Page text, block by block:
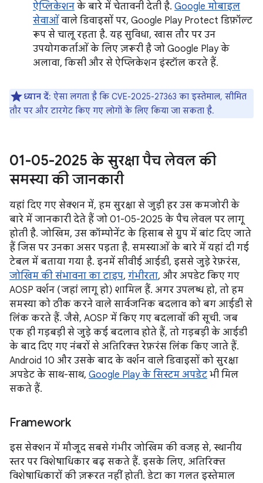
ऐप्लिकेशन के बारे में चेतावनी देती है. Google मोबाइल
सेवाओं वाले डिवाइसों पर, Google Play Protect डिफ़ॉल्ट
रूप से चालू रहता है. यह सुविधा, खास तौर पर उन
उपयोगकर्ताओं के लिए ज़रूरी है जो Google Play के
अलावा, किसी और से ऐप्लिकेशन इंस्टॉल करते हैं.
ध्यान दें: ऐसा लगता है कि CVE-2025-27363 का इस्तेमाल, सीमित
तौर पर और टारगेट किए गए लोगों के लिए किया जा सकता है.
01-05-2025 के सुरक्षा पैच लेवल की
समस्या की जानकारी
यहां दिए गए सेक्शन में, हम सुरक्षा से जुड़ी हर उस कमजोरी के
बारे में जानकारी देते हैं जो 01-05-2025 के पैच लेवल पर लागू
होती है. जोखिम, उस कॉम्पोनेंट के हिसाब से ग्रुप में बांट दिए जाते
हैं जिस पर उनका असर पड़ता है. समस्याओं के बारे में यहां दी गई
टेबल में बताया गया है. इनमें सीवीई आईडी, इससे जुड़े रेफ़रंस,
जोखिम की संभावना का टाइप, गंभीरता, और अपडेट किए गए
AOSP वर्शन (जहां लागू हो) शामिल हैं. अगर उपलब्ध हो, तो हम
समस्या को ठीक करने वाले सार्वजनिक बदलाव को बग आईडी से
लिंक करते हैं. जैसे, AOSP में किए गए बदलावों की सूची. जब
एक ही गड़बड़ी से जुड़े कई बदलाव होते हैं, तो गड़बड़ी के आईडी
के बाद दिए गए नंबरों से अतिरिक्त रेफ़रंस लिंक किए जाते हैं.
Android 10 और उसके बाद के वर्शन वाले डिवाइसों को सुरक्षा
अपडेट के साथ-साथ, Google Play के सिस्टम अपडेट भी मिल
सकते हैं.
Framework
इस सेक्शन में मौजूद सबसे गंभीर जोखिम की वजह से, स्थानीय
स्तर पर विशेषाधिकार बढ़ सकते हैं. इसके लिए, अतिरिक्त
विशेषाधिकारों की ज़रूरत नहीं होती. डेटा का गलत इस्तेमाल